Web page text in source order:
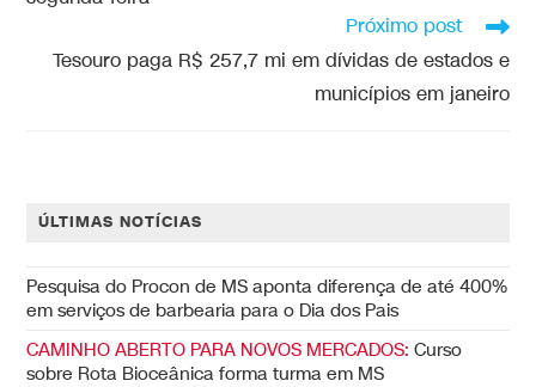
Próximo post
Tesouro paga R$ 257,7 mi em dívidas de estados e
municípios em janeiro
ÚLTIMAS NOTÍCIAS
Pesquisa do Procon de MS aponta diferença de até 400%
em serviços de barbearia para o Dia dos Pais
CAMINHO ABERTO PARA NOVOS MERCADOS: Curso
sobre Rota Bioceânica forma turma em MS